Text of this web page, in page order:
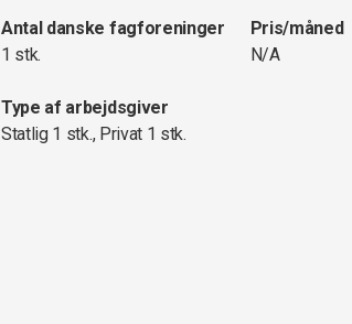
Antal danske fagforeninger
1 stk.
Pris/måned
N/A
Type af arbejdsgiver
Statlig 1 stk., Privat 1 stk.